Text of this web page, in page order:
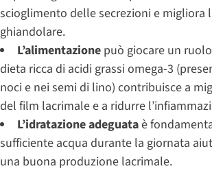
scioglimento delle secrezioni e migliora
ghiandolare.
L’alimentazione può giocare un
dieta ricca di acidi grassi omega-3
noci e nei semi di lino) contribuisce a
del film lacrimale e a ridurre
L’idratazione adeguataè
sufficiente acqua durante la giornata
una buona produzione lacrimale.